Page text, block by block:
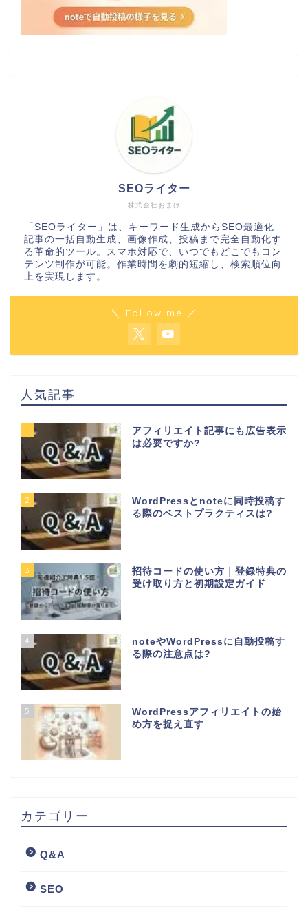
株式会社おまけ
SEOライター
「SEOライター」は、キーワード生成からSEO最適化
記事の一括自動生成、画像作成、投稿まで完全自動化す
る革命的ツール。スマホ対応で、いつでもどこでもコン
テンツ制作が可能。作業時間を劇的短縮し、検索順位向
上を実現します。
＼ Follow me ／
人気記事
1
アフィリエイト記事にも広告表示
は必要ですか?
2
WordPressとnoteに同時投稿す
る際のベストプラクティスは?
3
招待コードの使い方｜登録特典の
受け取り方と初期設定ガイド
4
noteやWordPressに自動投稿す
る際の注意点は?
5
WordPressアフィリエイトの始
め方を捉え直す
カテゴリー
Q&A
SEO